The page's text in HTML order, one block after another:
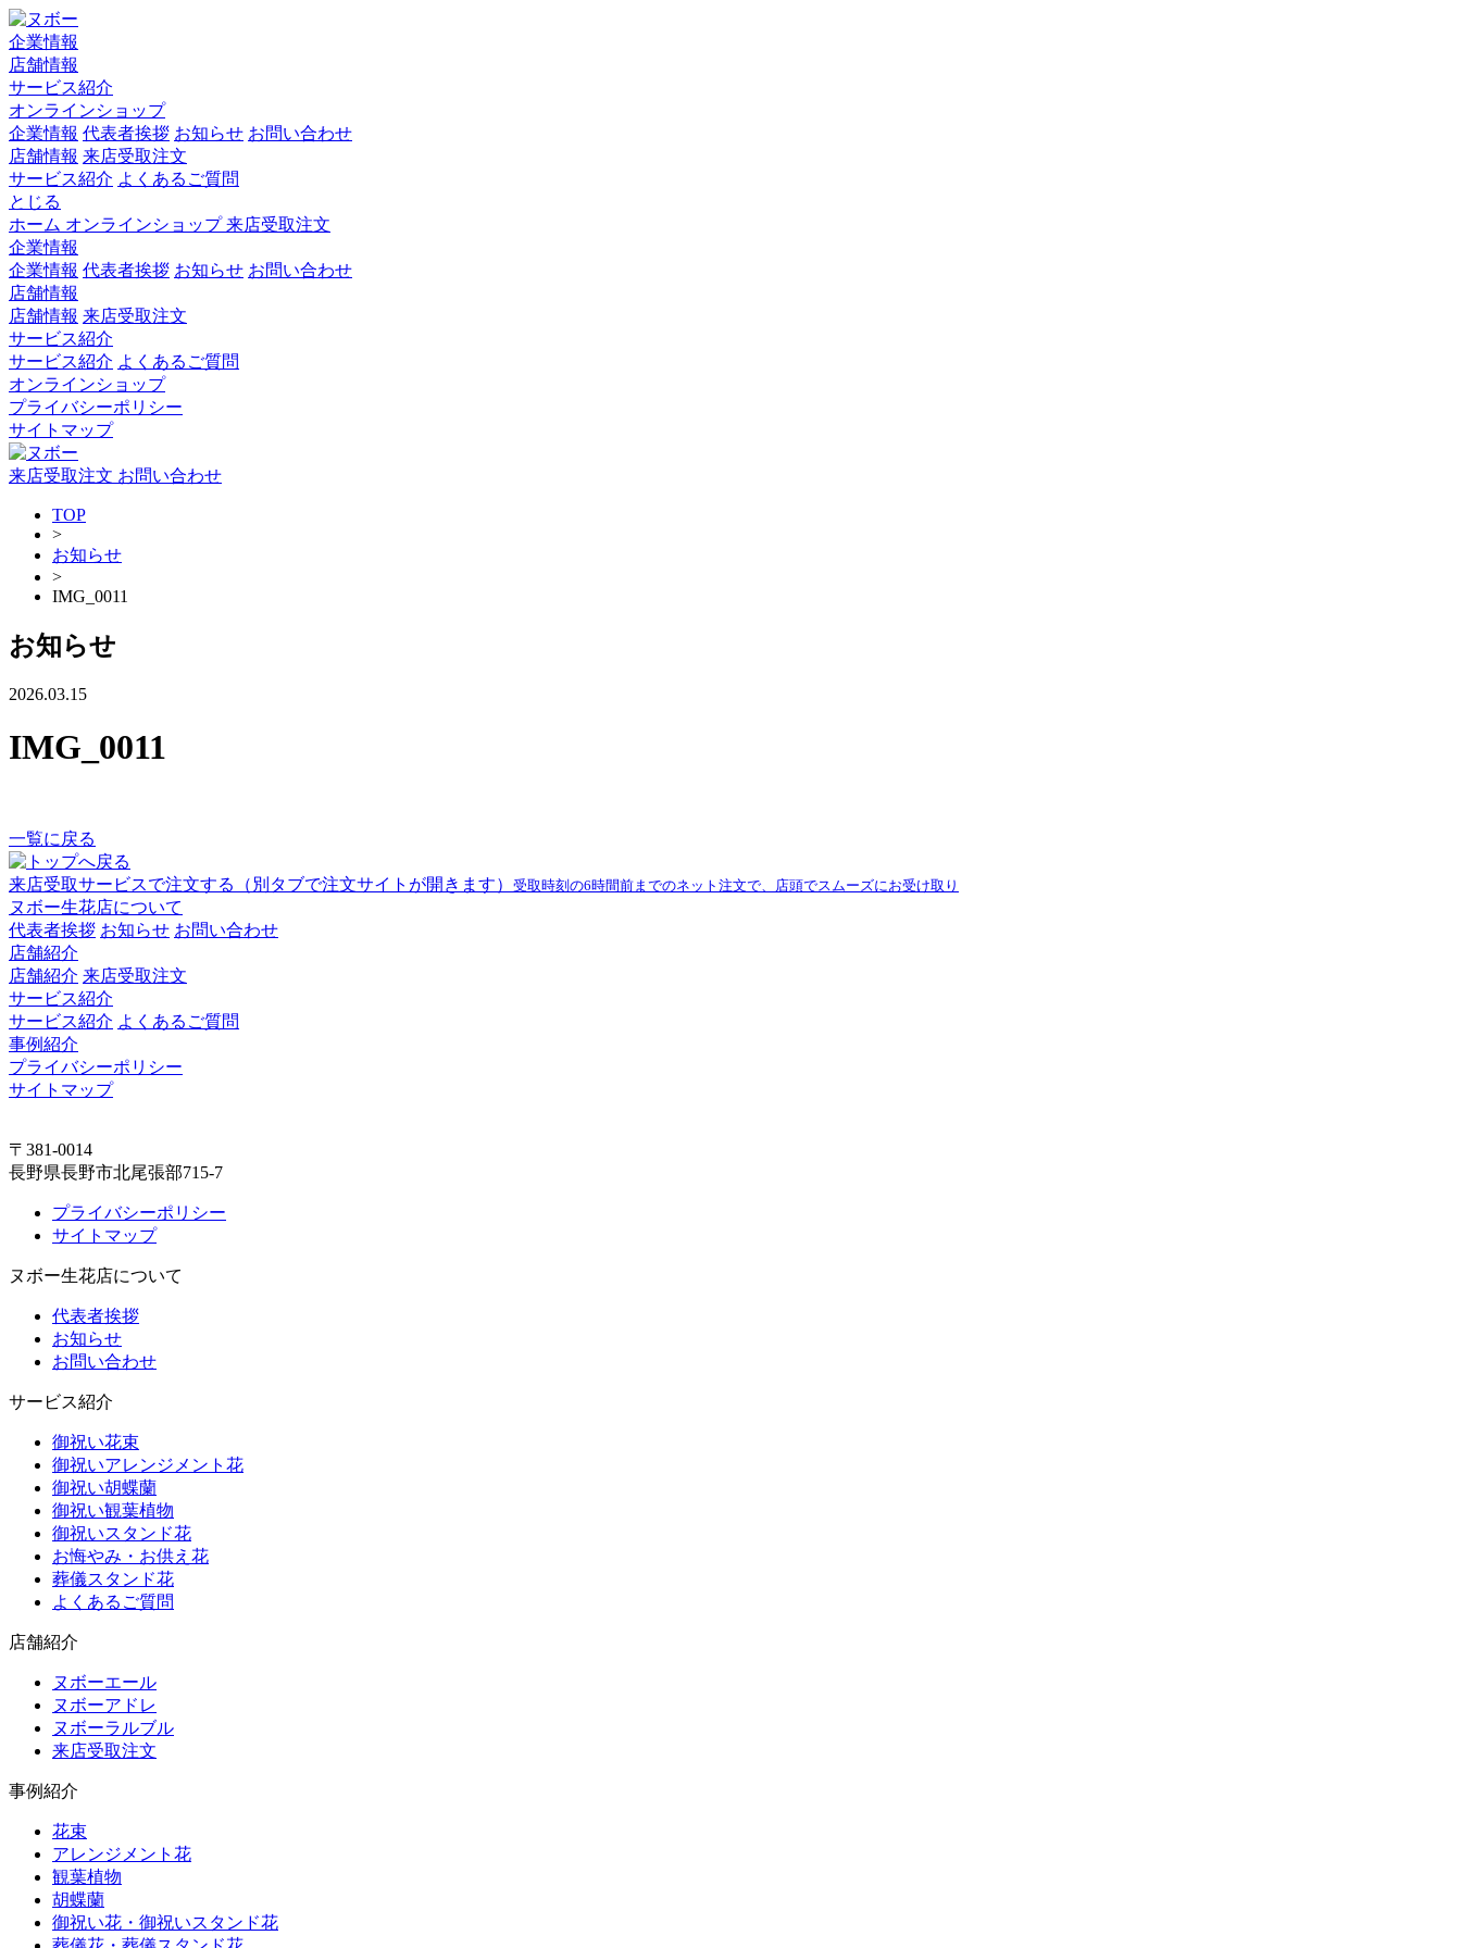
企業情報
店舗情報
サービス紹介
オンラインショップ
企業情報 代表者挨拶 お知らせ お問い合わせ
店舗情報 来店受取注文
サービス紹介 よくあるご質問
とじる
ホーム オンラインショップ来店受取注文
企業情報
企業情報 代表者挨拶 お知らせ お問い合わせ
店舗情報
店舗情報 来店受取注文
サービス紹介
サービス紹介 よくあるご質問
オンラインショップ
プライバシーポリシー
サイトマップ
来店受取注文 お問い合わせ
TOP
>
お知らせ
>
IMG_0011
お知らせ
2026.03.15
IMG_0011
一覧に戻る
来店受取サービスで注文する （別タブで注文サイトが開きます） 受取時刻の6時間前までのネット注文で、店頭でスムーズにお受け取り
ヌボー生花店について
代表者挨拶 お知らせ お問い合わせ
店舗紹介
店舗紹介 来店受取注文
サービス紹介
サービス紹介 よくあるご質問
事例紹介
プライバシーポリシー
サイトマップ
〒381-0014
長野県長野市北尾張部715-7
プライバシーポリシー
サイトマップ
ヌボー生花店について
代表者挨拶
お知らせ
お問い合わせ
サービス紹介
御祝い花束
御祝いアレンジメント花
御祝い胡蝶蘭
御祝い観葉植物
御祝いスタンド花
お悔やみ・お供え花
葬儀スタンド花
よくあるご質問
店舗紹介
ヌボーエール
ヌボーアドレ
ヌボーラルブル
来店受取注文
事例紹介
花束
アレンジメント花
観葉植物
胡蝶蘭
御祝い花・御祝いスタンド花